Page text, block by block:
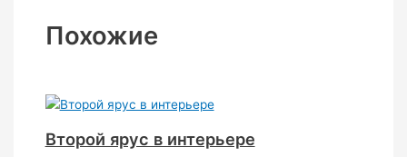
Похожие
Второй ярус в интерьере